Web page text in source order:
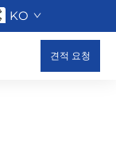
KO
견적 요청